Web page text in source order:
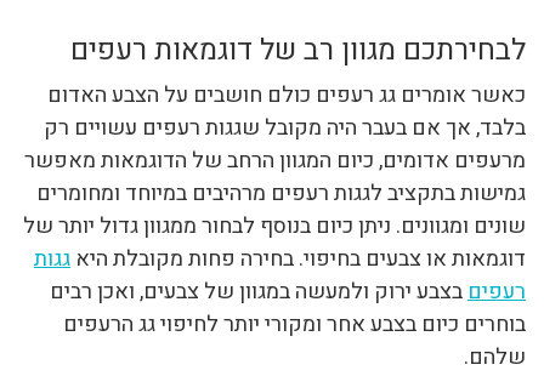
לבחירתכם מגוון רב של דוגמאות רעפים
כאשר אומרים גג רעפים כולם חושבים על הצבע האדום
בלבד, אך אם בעבר היה מקובל שגגות רעפים עשויים רק
מרעפים אדומים, כיום המגוון הרחב של הדוגמאות מאפשר
גמישות בתקציב לגגות רעפים מרהיבים במיוחד ומחומרים
שונים ומגוונים. ניתן כיום בנוסף לבחור ממגוון גדול יותר של
דוגמאות או צבעים בחיפוי. בחירה פחות מקובלת היא גגות
רעפיםבצבע ירוק ולמעשה במגוון של צבעים, ואכן רבים
בוחרים כיום בצבע אחר ומקורי יותר לחיפוי גג הרעפים
שלהם.